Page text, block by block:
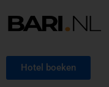
Hotel boeken